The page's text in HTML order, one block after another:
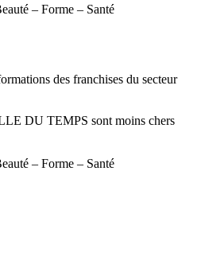
– Forme – Santé
des franchises du secteur
DU TEMPS sont moins chers
– Forme – Santé